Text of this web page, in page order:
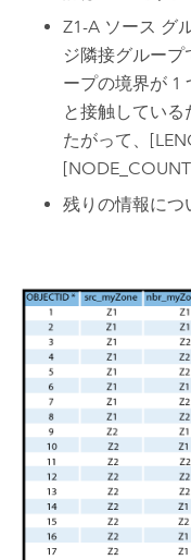
Z1-A ソース グ
ジ隣接グルー
ープの境界が 1
と接触してい
たがって、
残りの情報につ